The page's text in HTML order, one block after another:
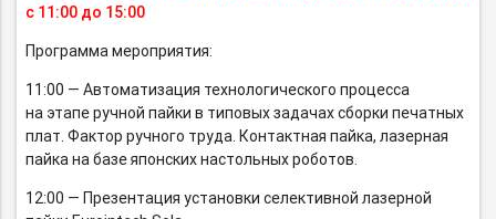
с 11:00 до 15:00
Программа мероприятия:
11:00 — Автоматизация технологического процесса
на этапе ручной пайки в типовых задачах сборки печатных
плат. Фактор ручного труда. Контактная пайка, лазерная
пайка на базе японских настольных роботов.
12:00 — Презентация установки селективной лазерной